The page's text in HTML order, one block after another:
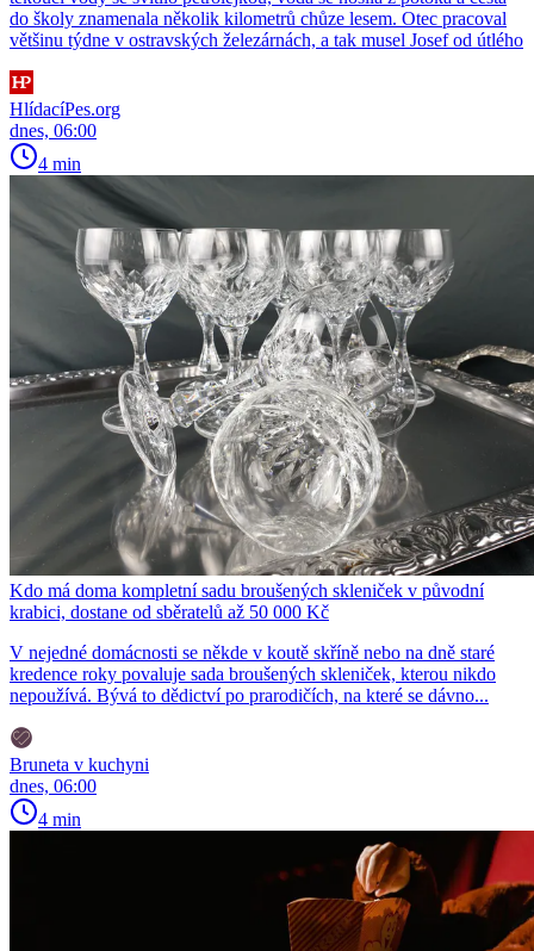
do školy znamenala několik kilometrů chůze lesem. Otec pracoval
většinu týdne v ostravských železárnách, a tak musel Josef od útlého
HlídacíPes.org
dnes, 06:00
4 min
Kdo má doma kompletní sadu broušených skleniček v původní
krabici, dostane od sběratelů až 50 000 Kč
V nejedné domácnosti se někde v koutě skříně nebo na dně staré
kredence roky povaluje sada broušených skleniček, kterou nikdo
nepoužívá. Bývá to dědictví po prarodičích, na které se dávno...
Bruneta v kuchyni
dnes, 06:00
4 min